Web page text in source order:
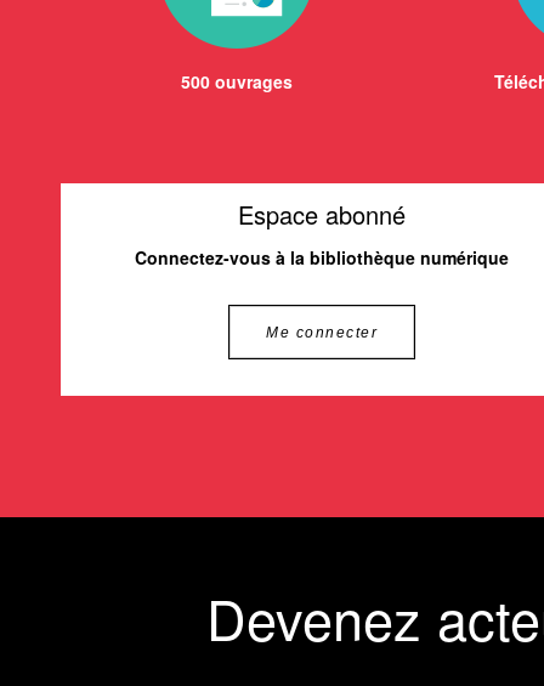
500 ouvrages
Espace abonné
Connectez-vous à la bibliothèque numérique
Me connecter
Devenez